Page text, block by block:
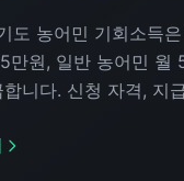
도 농어민 기회소득은
만원, 일반 농어민 월
니다. 신청 자격, 지